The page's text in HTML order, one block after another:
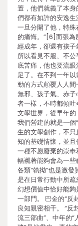
置，他們就義了本
們都有如許的安逸
一旦分開了他，特
的痛悔。”[6]而張為
經成年，卻還有孩
所以看見不服、不
底苦痛，他也要流
足了。在不到一年以
動的方式顛覆人人
無邪、孩子氣、赤子
者一樣，不時都傾吐
文學世界，從早年
我們營建的就是一個
生的文學創作，不
知的基礎情懷，並
一種不愿廢棄的崇
幅襯著能夠會為一些
各類“執拗”也是激
是在日常行動中所
幻想價值中恰好能
一部門。 巴金的“反
良知親密相干。 “反
流三部曲”、中年的